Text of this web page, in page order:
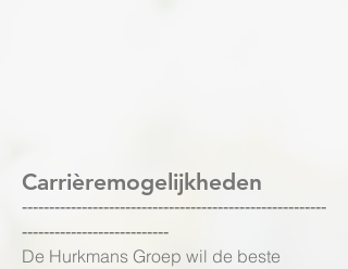
Carrièremogelijkheden
--------------------------------------------------------
---------------------------
De Hurkmans Groep wil de beste